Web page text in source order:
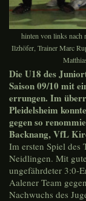
hinten von links nach
Ilzhöfer, Trainer Marc
Die U18 des
Saison 09/10 mit
errungen. Im
Pleidelsheim
gegen so
Backnang, VfL
Im ersten Spiel des
Neidlingen. Mit
ungefährdeter 3:0-
Aalener Team
Nachwuchs des